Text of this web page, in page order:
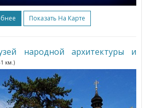
Показать На Карте
народной архитектуры и
км.)